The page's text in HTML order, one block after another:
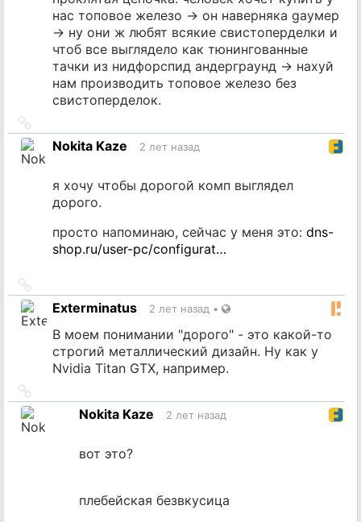
нас топовое железо -> он наверняка gayмер
-> ну они ж любят всякие свистоперделки и
чтоб все выглядело как тюнингованные
тачки из нидфорспид андерграунд -> нахуй
нам производить топовое железо без
свистоперделок.
на
источник
Nokita Kaze 2 лет назад
я хочу чтобы дорогой комп выглядел
дорого.
просто напоминаю, сейчас у меня это: dns-
shop.ru/user-pc/configurat…
на
источник
Exterminatus 2 лет назад •
В моем понимании "дорого" - это какой-то
строгий металлический дизайн. Ну как у
Nvidia Titan GTX, например.
на
источникNokita Kaze 2 лет назад
вот это?
плебейская безвкусица